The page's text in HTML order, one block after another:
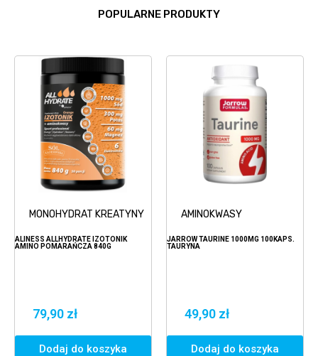
POPULARNE PRODUKTY
MONOHYDRAT KREATYNY
ALINESS ALLHYDRATE IZOTONIK
AMINO POMARAŃCZA 840G
79,90 zł
Dodaj do koszyka
AMINOKWASY
JARROW TAURINE 1000MG 100KAPS.
TAURYNA
49,90 zł
Dodaj do koszyka